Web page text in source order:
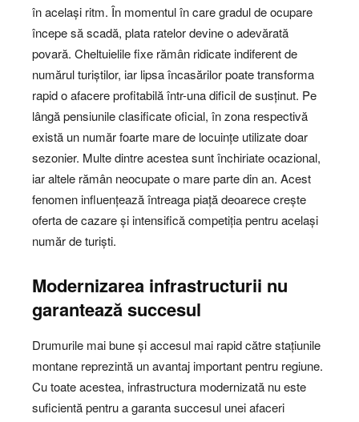
în același ritm. În momentul în care gradul de ocupare
începe să scadă, plata ratelor devine o adevărată
povară. Cheltuielile fixe rămân ridicate indiferent de
numărul turiștilor, iar lipsa încasărilor poate transforma
rapid o afacere profitabilă într-una dificil de susținut. Pe
lângă pensiunile clasificate oficial, în zona respectivă
există un număr foarte mare de locuințe utilizate doar
sezonier. Multe dintre acestea sunt închiriate ocazional,
iar altele rămân neocupate o mare parte din an. Acest
fenomen influențează întreaga piață deoarece crește
oferta de cazare și intensifică competiția pentru același
număr de turiști.
Modernizarea infrastructurii nu
garantează succesul
Drumurile mai bune și accesul mai rapid către stațiunile
montane reprezintă un avantaj important pentru regiune.
Cu toate acestea, infrastructura modernizată nu este
suficientă pentru a garanta succesul unei afaceri